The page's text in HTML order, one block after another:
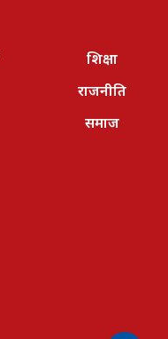
शिक्षा
राजनीति
समाज